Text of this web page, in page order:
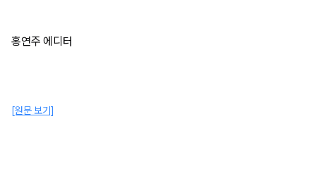
홍연주 에디터
[원문 보기]